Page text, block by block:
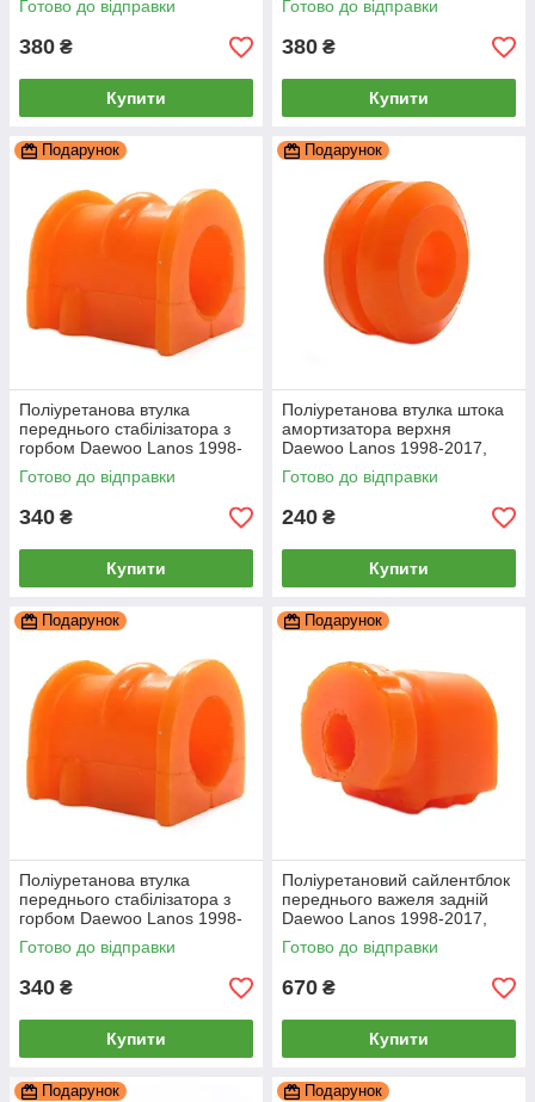
Готово до відправки
380 ₴
Купити
Готово до відправки
380 ₴
Купити
Подарунок
Поліуретанова втулка
переднього стабілізатора з
горбом Daewoo Lanos 1998-
2017, PP-0011P
Готово до відправки
340 ₴
Купити
Подарунок
Поліуретанова втулка штока
амортизатора верхня
Daewoo Lanos 1998-2017,
PP-1631
Готово до відправки
240 ₴
Купити
Подарунок
Поліуретанова втулка
переднього стабілізатора з
горбом Daewoo Lanos 1998-
2017 ПІД вироблення, PP-
0011P
Готово до відправки
340 ₴
Купити
Подарунок
Поліуретановий сайлентблок
переднього важеля задній
Daewoo Lanos 1998-2017,
PP-0013P
Готово до відправки
670 ₴
Купити
Подарунок Подарунок